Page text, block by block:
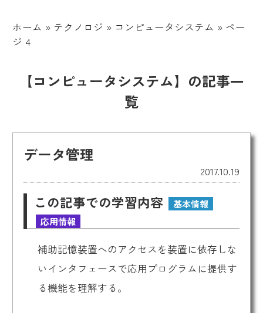
ホーム » テクノロジ » コンピュータシステム »ペー
ジ 4
【コンピュータシステム】の記事一
覧
データ管理
2017.10.19
この記事での学習内容
基本情報
応用情報
補助記憶装置へのアクセスを装置に依存しな
いインタフェースで応用プログラムに提供す
る機能を理解する。